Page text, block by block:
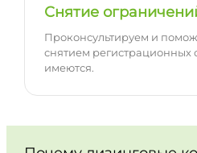
Снятие
Проконсультируем и
снятием регистрационных
имеются.